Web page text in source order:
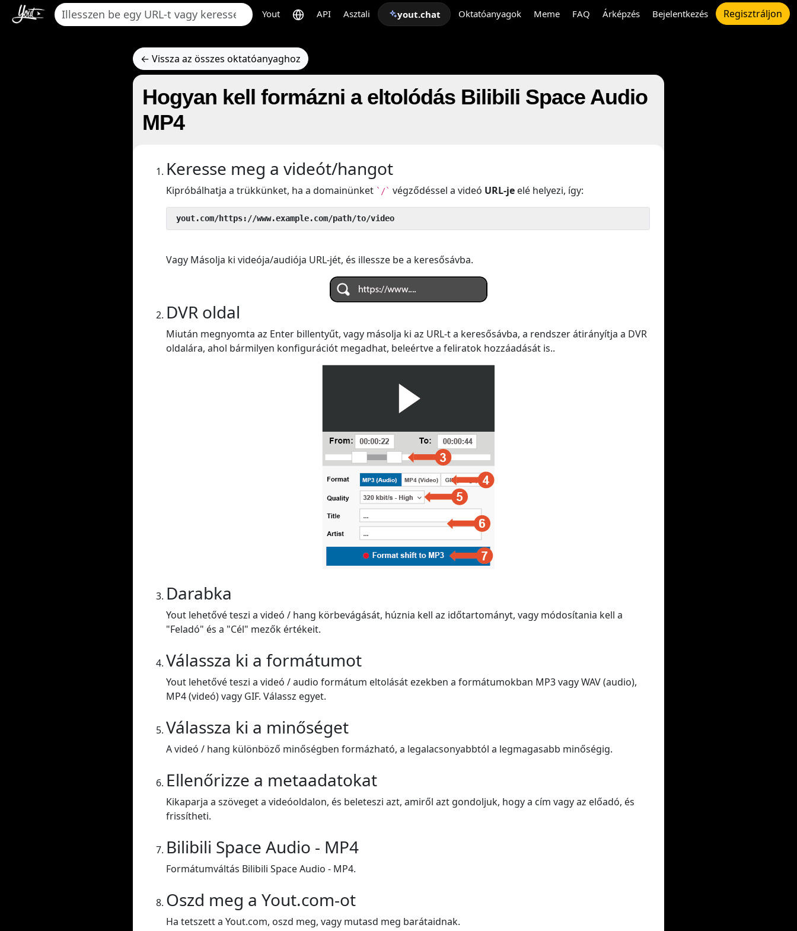
Yout API Asztali yout.chat Oktatóanyagok Meme FAQ Árképzés Bejelentkezés Regisztráljon
← Vissza az összes oktatóanyaghoz
Hogyan kell formázni a eltolódás Bilibili Space Audio
MP4
Keresse meg a videót/hangot
Kipróbálhatja a trükkünket, ha a domainünket `/` végződéssel a videó URL-je elé helyezi, így:
yout.com/https://www.example.com/path/to/video
Vagy Másolja ki videója/audiója URL-jét, és illessze be a keresősávba.
DVR oldal
Miután megnyomta az Enter billentyűt, vagy másolja ki az URL-t a keresősávba, a rendszer átirányítja a DVR
oldalára, ahol bármilyen konfigurációt megadhat, beleértve a feliratok hozzáadását is..
Darabka
Yout lehetővé teszi a videó / hang körbevágását, húznia kell az időtartományt, vagy módosítania kell a
"Feladó" és a "Cél" mezők értékeit.
Válassza ki a formátumot
Yout lehetővé teszi a videó / audio formátum eltolását ezekben a formátumokban MP3 vagy WAV (audio),
MP4 (videó) vagy GIF. Válassz egyet.
Válassza ki a minőséget
A videó / hang különböző minőségben formázható, a legalacsonyabbtól a legmagasabb minőségig.
Ellenőrizze a metaadatokat
Kikaparja a szöveget a videóoldalon, és beleteszi azt, amiről azt gondoljuk, hogy a cím vagy az előadó, és
frissítheti.
Bilibili Space Audio - MP4
Formátumváltás Bilibili Space Audio - MP4.
Oszd meg a Yout.com-ot
Ha tetszett a Yout.com, oszd meg, vagy mutasd meg barátaidnak.